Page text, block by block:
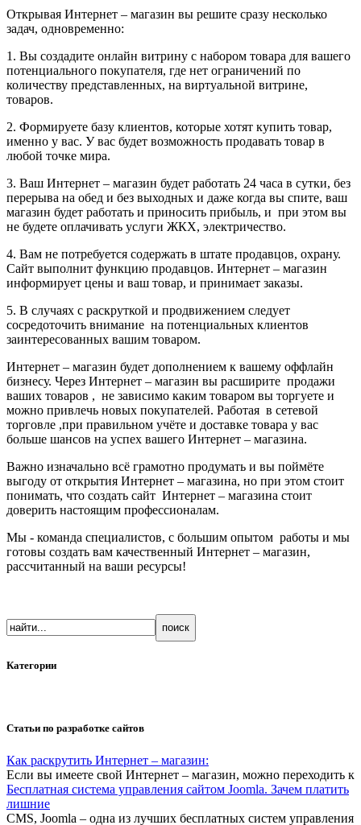
Открывая Интернет – магазин вы решите сразу несколько
задач, одновременно:
1. Вы создадите онлайн витрину с набором товара для вашего
потенциального покупателя, где нет ограничений по
количеству представленных, на виртуальной витрине,
товаров.
2. Формируете базу клиентов, которые хотят купить товар,
именно у вас. У вас будет возможность продавать товар в
любой точке мира.
3. Ваш Интернет – магазин будет работать 24 часа в сутки, без
перерыва на обед и без выходных и даже когда вы спите, ваш
магазин будет работать и приносить прибыль, и при этом вы
не будете оплачивать услуги ЖКХ, электричество.
4. Вам не потребуется содержать в штате продавцов, охрану.
Сайт выполнит функцию продавцов. Интернет – магазин
информирует цены и ваш товар, и принимает заказы.
5. В случаях с раскруткой и продвижением следует
сосредоточить внимание на потенциальных клиентов
заинтересованных вашим товаром.
Интернет – магазин будет дополнением к вашему оффлайн
бизнесу. Через Интернет – магазин вы расширите продажи
ваших товаров , не зависимо каким товаром вы торгуете и
можно привлечь новых покупателей. Работая в сетевой
торговле ,при правильном учёте и доставке товара у вас
больше шансов на успех вашего Интернет – магазина.
Важно изначально всё грамотно продумать и вы поймёте
выгоду от открытия Интернет – магазина, но при этом стоит
понимать, что создать сайт Интернет – магазина стоит
доверить настоящим профессионалам.
Мы - команда специалистов, с большим опытом работы и мы
готовы создать вам качественный Интернет – магазин,
рассчитанный на ваши ресурсы!
Категории
Статьи по разработке сайтов
Как раскрутить Интернет – магазин:
Если вы имеете свой Интернет – магазин, можно переходить к
Бесплатная система управления сайтом Joomla. Зачем платить
лишние
CMS, Joomla – одна из лучших бесплатных систем управления